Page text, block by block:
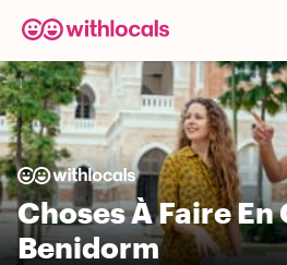
Choses À Faire En
Benidorm